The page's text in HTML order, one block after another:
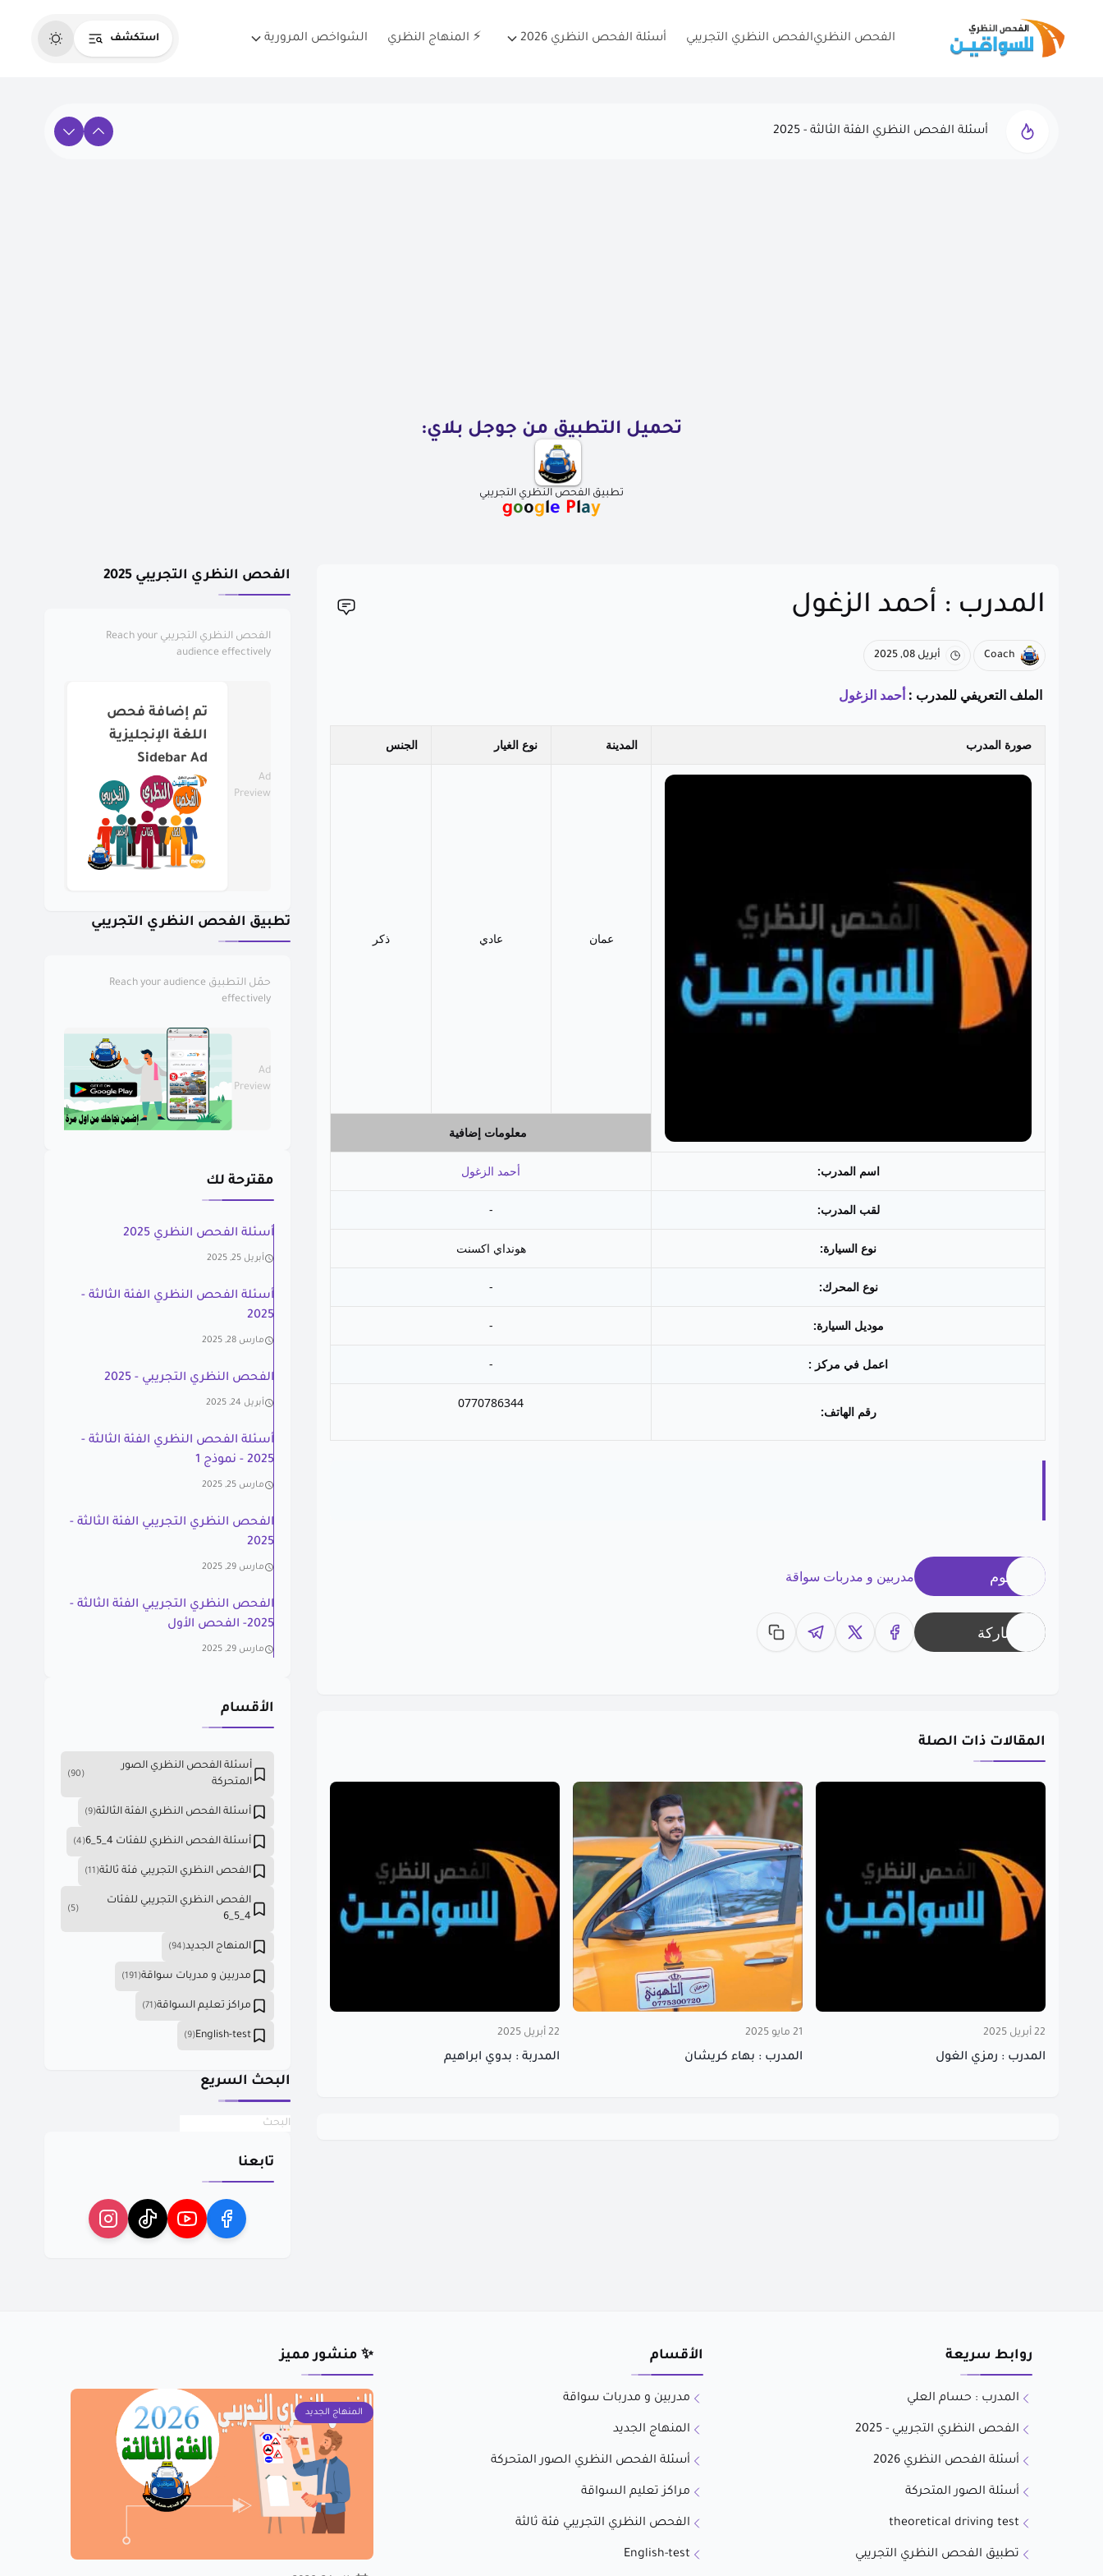
الفحص النظريالفحص النظري التجريبي أسئلة الفحص النظري 2026 ⚡ المنهاج النظري الشواخص المرورية استكشف
أسئلة الفحص النظري الفئة الثالثة - 2025
تحميل التطبيق من جوجل بلاي:
تطبيق الفحص النظري التجريبي
google Play
المدرب : أحمد الزغول
Coach أبريل 08, 2025
الملف التعريفي للمدرب :أحمد الزغول
صورة المدرب المدينة نوع الغيار الجنس
عمان عادي ذكر
معلومات إضافية
اسم المدرب: أحمد الزغول
لقب المدرب: -
نوع السيارة: هونداي اكسنت
نوع المحرك: -
موديل السيارة: -
اعمل في مركز : -
رقم الهاتف:
0770786344
وسوم مدربين و مدربات سواقة
مشاركة
المقالات ذات الصلة
22 أبريل 2025
المدرب : رمزي الغول
21 مايو 2025
المدرب : بهاء كريشان
22 أبريل 2025
المدربة : بدوي ابراهيم
الفحص النظري التجريبي 2025
الفحص النظري التجريبي Reach your
audience effectively
Ad
Preview
تم إضافة فحص
اللغة الإنجليزية
Sidebar Ad
تطبيق الفحص النظري التجريبي
حمّل التطبيق Reach your audience
effectively
Ad
Preview
مقترحة لك
أسئلة الفحص النظري 2025
أبريل 25, 2025
أسئلة الفحص النظري الفئة الثالثة -
2025
مارس 28, 2025
الفحص النظري التجريبي - 2025
أبريل 24, 2025
أسئلة الفحص النظري الفئة الثالثة -
2025 - نموذج 1
مارس 25, 2025
الفحص النظري التجريبي الفئة الثالثة -
2025
مارس 29, 2025
الفحص النظري التجريبي الفئة الثالثة -
2025- الفحص الأول
مارس 29, 2025
الأقسام
أسئلة الفحص النظري الصور
المتحركة
(90)
أسئلة الفحص النظري الفئة الثالثة(9)
أسئلة الفحص النظري للفئات 4_5_6 (4)
الفحص النظري التجريبي فئة ثالثة(11)
الفحص النظري التجريبي للفئات
4_5_6
(5)
المنهاج الجديد(94)
مدربين و مدربات سواقة(191)
مراكز تعليم السواقة(71)
English-test
(9)
البحث السريع
تابعنا
روابط سريعة
المدرب : حسام العلي
الفحص النظري التجريبي - 2025
أسئلة الفحص النظري 2026
أسئلة الصور المتحركة
theoretical driving test
تطبيق الفحص النظري التجريبي
الأقسام
مدربين و مدربات سواقة
المنهاج الجديد
أسئلة الفحص النظري الصور المتحركة
مراكز تعليم السواقة
الفحص النظري التجريبي فئة ثالثة
English-test
✨ منشور مميز
المنهاج الجديد